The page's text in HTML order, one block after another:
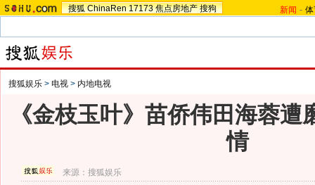
搜狐 ChinaRen 17173 焦点房地产 搜狗 新闻 -
搜狐娱乐 > 电视 > 内地电视
《金枝玉叶》苗侨伟田海蓉遭
情
来源：搜狐娱乐